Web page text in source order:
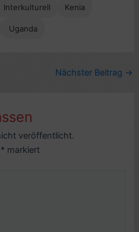
Interkulturell Kenia
Uganda
Nächster Beitrag →
veröffentlicht.
* markiert